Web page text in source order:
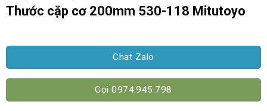
Thước cặp cơ 200mm 530-118 Mitutoyo
Chat Zalo
Gọi 0974.945.798